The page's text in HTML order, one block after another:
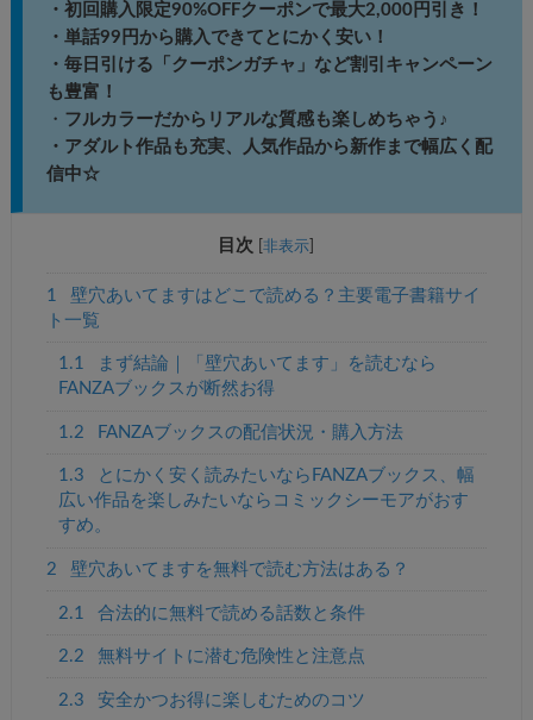
・初回購入限定90%OFFクーポンで最大2,000円引き！
・単話99円から購入できてとにかく安い！
・毎日引ける「クーポンガチャ」など割引キャンペーン
も豊富！
・ フルカラーだからリアルな質感も楽しめちゃう♪
・アダルト作品も充実、人気作品から新作まで幅広く配
信中☆
目次 [非表示
1
壁穴あいてますはどこで読める？主要電子書籍サイ
ト一覧
1.1
まず結論｜「壁穴あいてます」を読むなら
FANZAブックスが断然お得
1.2 FANZAブックスの配信状況・購入方法
1.3
とにかく安く読みたいならFANZAブックス、幅
広い作品を楽しみたいならコミックシーモアがおす
すめ。
2 壁穴あいてますを無料で読む方法はある？
2.1 合法的に無料で読める話数と条件
2.2 無料サイトに潜む危険性と注意点
2.3 安全かつお得に楽しむためのコツ